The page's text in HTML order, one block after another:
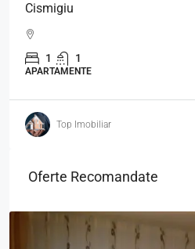
Cismigiu
1 1
APARTAMENTE
Top Imobiliar
Oferte Recomandate